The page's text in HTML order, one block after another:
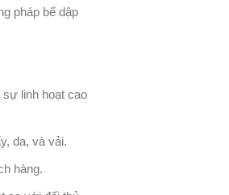
pháp bế dập
linh hoạt cao
da, và vải.
hàng.